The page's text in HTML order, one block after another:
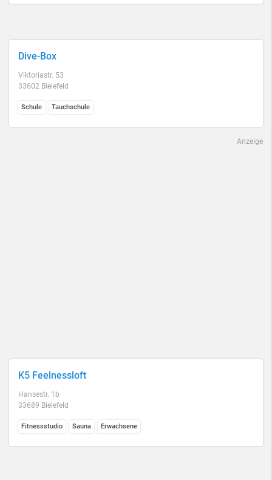
Dive-Box
Viktoriastr. 53
33602 Bielefeld
Schule Tauchschule
Anzeige
K5 Feelnessloft
Hansestr. 1b
33689 Bielefeld
Fitnessstudio Sauna Erwachsene